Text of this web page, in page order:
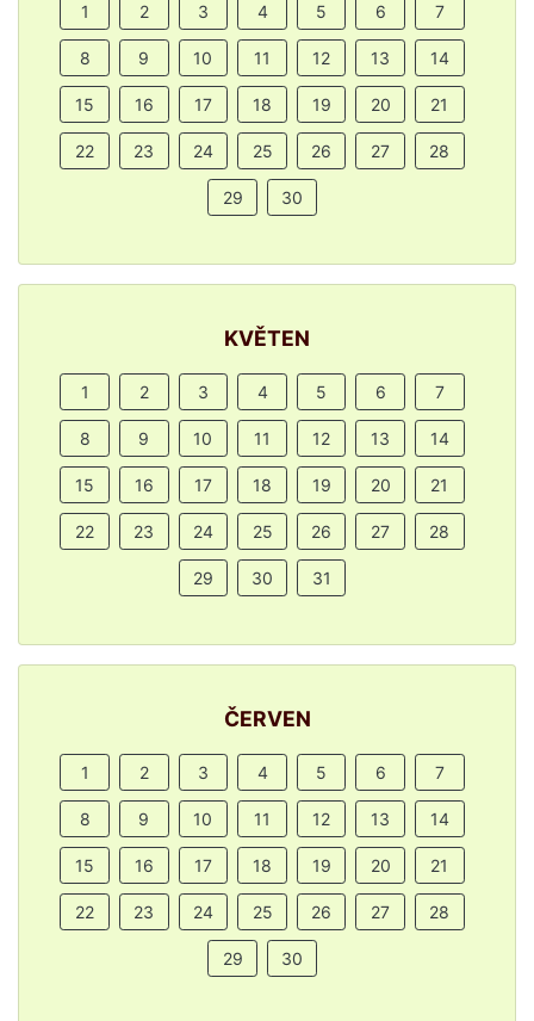
1 2 3 4 5 6 7
8 9 10 11 12 13 14
15 16 17 18 19 20 21
22 23 24 25 26 27 28
29 30
KVĚTEN
1 2 3 4 5 6 7
8 9 10 11 12 13 14
15 16 17 18 19 20 21
22 23 24 25 26 27 28
29 30 31
ČERVEN
1 2 3 4 5 6 7
8 9 10 11 12 13 14
15 16 17 18 19 20 21
22 23 24 25 26 27 28
29 30